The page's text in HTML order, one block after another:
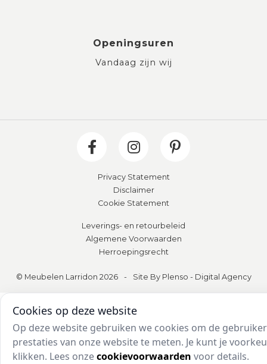
Openingsuren
Vandaag zijn wij
Privacy Statement
Disclaimer
Cookie Statement
Leverings- en retourbeleid
Algemene Voorwaarden
Herroepingsrecht
© Meubelen Larridon 2026 - Site By Plenso - Digital Agency
Cookies op deze website
Op deze website gebruiken we cookies om de
prestaties van onze website te meten. Je kunt je
klikken. Lees onzecookievoorwaarden voor details.